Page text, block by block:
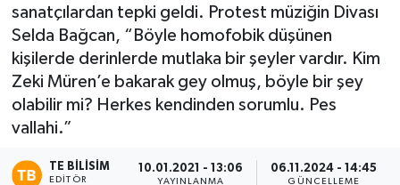
sanatçılardan tepki geldi. Protest müziğin Divası
Selda Bağcan, “Böyle homofobik düşünen
kişilerde derinlerde mutlaka bir şeyler vardır. Kim
Zeki Müren’e bakarak gey olmuş, böyle bir şey
olabilir mi? Herkes kendinden sorumlu. Pes
vallahi.”
TE BILISIM
EDITÖR
10.01.2021 - 13:06
YAYINLANMA
06.11.2024 - 14:45
GÜNCELLEME
Haber Arşivi